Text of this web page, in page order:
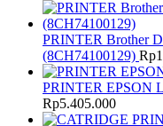
PRINTER Brother
(8CH74100129) Rp
PRINTER EPSON
Rp5.405.000